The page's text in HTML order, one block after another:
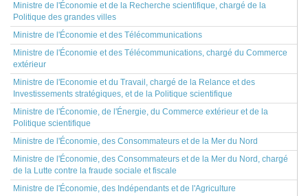
Ministre de l'Économie et de la Recherche scientifique, chargé de la
Politique des grandes villes
Ministre de l'Économie et des Télécommunications
Ministre de l'Économie et des Télécommunications, chargé du Commerce
extérieur
Ministre de l'Economie et du Travail, chargé de la Relance et des
Investissements stratégiques, et de la Politique scientifique
Ministre de l'Économie, de l'Énergie, du Commerce extérieur et de la
Politique scientifique
Ministre de l'Économie, des Consommateurs et de la Mer du Nord
Ministre de l'Économie, des Consommateurs et de la Mer du Nord, chargé
de la Lutte contre la fraude sociale et fiscale
Ministre de l'Économie, des Indépendants et de l'Agriculture